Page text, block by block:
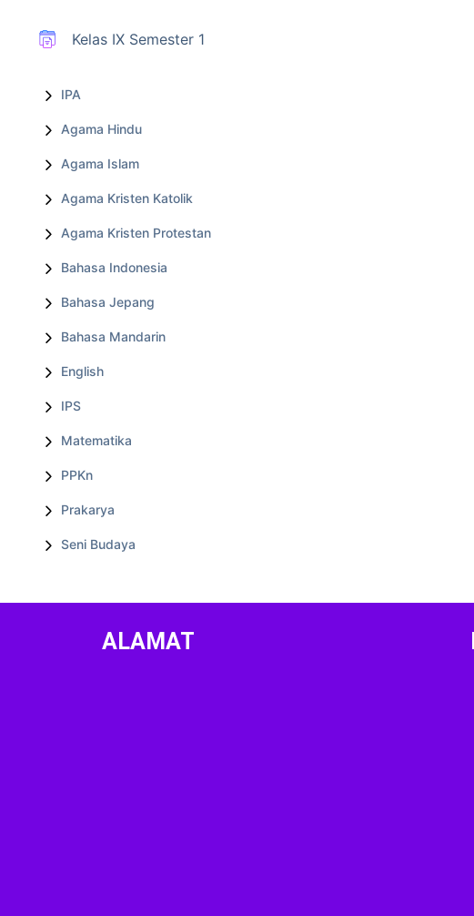
Kelas IX Semester 1
IPA
Agama Hindu
Agama Islam
Agama Kristen Katolik
Agama Kristen Protestan
Bahasa Indonesia
Bahasa Jepang
Bahasa Mandarin
English
IPS
Matematika
PPKn
Prakarya
Seni Budaya
ALAMAT